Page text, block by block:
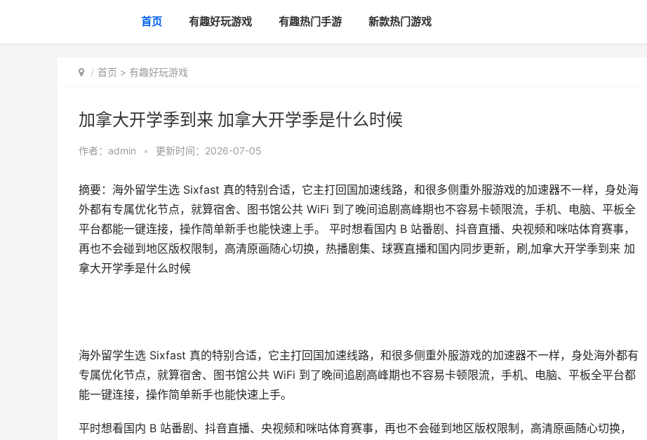
首页 有趣好玩游戏 有趣热门手游 新款热门游戏
首页 > 有趣好玩游戏
加拿大开学季到来 加拿大开学季是什么时候
作者： admin • 更新时间：2026-07-05
摘要：海外留学生选 Sixfast 真的特别合适，它主打回国加速线路，和很多侧重外服游戏的加速器不一样，身处海
外都有专属优化节点，就算宿舍、图书馆公共 WiFi 到了晚间追剧高峰期也不容易卡顿限流，手机、电脑、平板全
平台都能一键连接，操作简单新手也能快速上手。 平时想看国内 B 站番剧、抖音直播、央视频和咪咕体育赛事，
再也不会碰到地区版权限制，高清原画随心切换，热播剧集、球赛直播和国内同步更新，刷,加拿大开学季到来 加
拿大开学季是什么时候
海外留学生选 Sixfast 真的特别合适，它主打回国加速线路，和很多侧重外服游戏的加速器不一样，身处海外都有
专属优化节点，就算宿舍、图书馆公共 WiFi 到了晚间追剧高峰期也不容易卡顿限流，手机、电脑、平板全平台都
能一键连接，操作简单新手也能快速上手。
平时想看国内 B 站番剧、抖音直播、央视频和咪咕体育赛事，再也不会碰到地区版权限制，高清原画随心切换，